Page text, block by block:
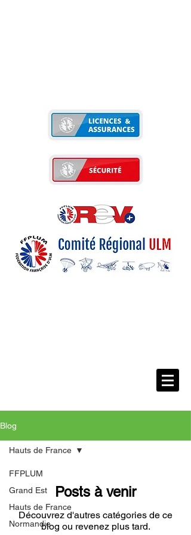
Blog
FFPLUM
Grand Est
Hauts de France
Normandie
Hauts de France
Posts à venir
Découvrez d'autres catégories de ce
blog ou revenez plus tard.